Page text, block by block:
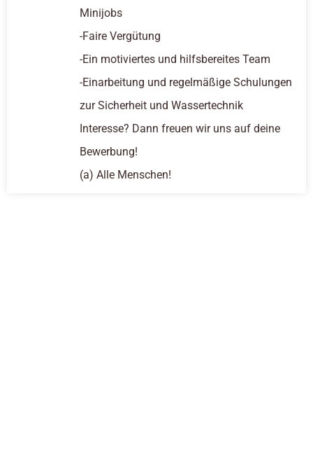
Minijobs
-Faire Vergütung
-Ein motiviertes und hilfsbereites Team
-Einarbeitung und regelmäßige Schulungen
zur Sicherheit und Wassertechnik
Interesse? Dann freuen wir uns auf deine
Bewerbung!
(a) Alle Menschen!